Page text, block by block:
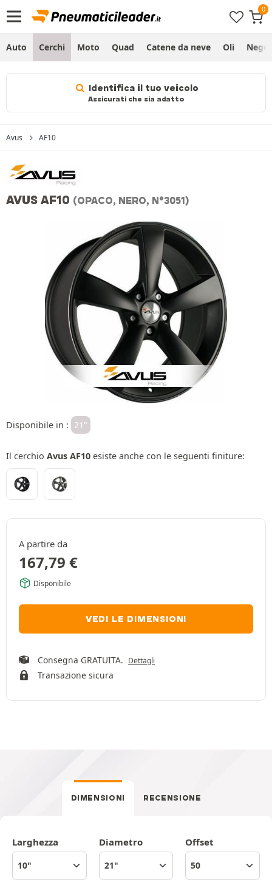
Auto Cerchi Moto Quad Catene da neve Oli
Identifica il tuo veicolo
Assicurati che sia adatto
Avus AF10
AVUS AF10 (OPACO, NERO, N°3051)
Disponibile in : 21"
Il cerchio Avus AF10 esiste anche con le seguenti finiture:
A partire da
167,79 €
Disponibile
VEDI LE DIMENSIONI
Consegna GRATUITA. Dettagli
Transazione sicura
DIMENSIONI RECENSIONE
Larghezza Diametro Offset